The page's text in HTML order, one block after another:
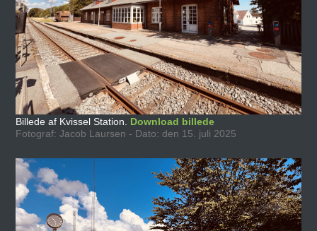
Billede af Kvissel Station. Download billede
Fotograf: Jacob Laursen - Dato: den 15. juli 2025